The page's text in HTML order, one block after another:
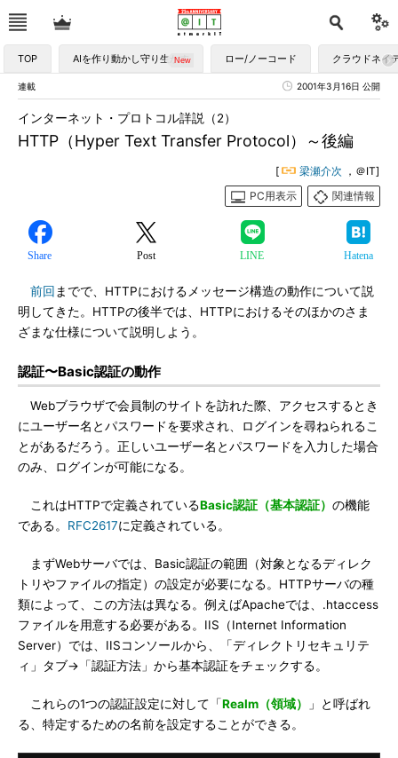
TOP AIを作り動かし守り生かす ロー/ノーコード クラウドネイ
連載 2001年3月16日 公開
HTTP（Hyper Text Transfer Protocol）～後編
インターネット・プロトコル詳説（2）
[ 梁瀬介次 ，＠IT]
PC用表示
関連情報
Share Post LINE Hatena
前回 までで、HTTPにおけるメッセージ構造の動作について説
明してきた。HTTPの後半では、HTTPにおけるそのほかのさま
ざまな仕様について説明しよう。
認証〜Basic認証の動作
Webブラウザで会員制のサイトを訪れた際、アクセスするとき
にユーザー名とパスワードを要求され、ログインを尋ねられるこ
とがあるだろう。正しいユーザー名とパスワードを入力した場合
のみ、ログインが可能になる。
これはHTTPで定義されているBasic認証（基本認証） の機能
である。 RFC2617に定義されている。
まずWebサーバでは、Basic認証の範囲（対象となるディレク
トリやファイルの指定）の設定が必要になる。HTTPサーバの種
類によって、この方法は異なる。例えばApacheでは、.htaccess
ファイルを用意する必要がある。IIS（Internet Information
Server）では、IISコンソールから、「ディレクトリセキュリテ
ィ」タブ→「認証方法」から基本認証をチェックする。
これらの1つの認証設定に対して「Realm（領域）
」と呼ばれ
る、特定するための名前を設定することができる。